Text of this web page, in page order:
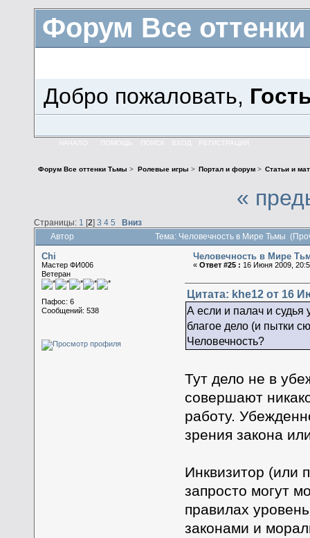
Форум Все
Добро пожаловать,
НАЧАЛО ПОМОЩЬ ВХОД РЕГИСТРАЦИЯ
Форум Все оттенки Тьмы > Ролевые игры > Портал и форум> Статьи и
«
Страницы: 1 [2] 3 4 5 Вниз
Автор Тема: Человечность в Мире Тьмы
Chi
Мастер ФИ006
Ветеран
Пафос: 6
Сообщений: 538
Человечность в Мире
«Ответ #25 : 16 Июня 2009,
Цитата: khe12 от 16
А если и палач и
благое дело (и пытки
Человечность?
Тут дело не в
совершают
работу.
зрения закона
Инквизитор (или
запросто могут
правилах
законами и